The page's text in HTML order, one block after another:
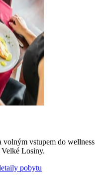
vstupem do wellness
Losiny.
pobytu